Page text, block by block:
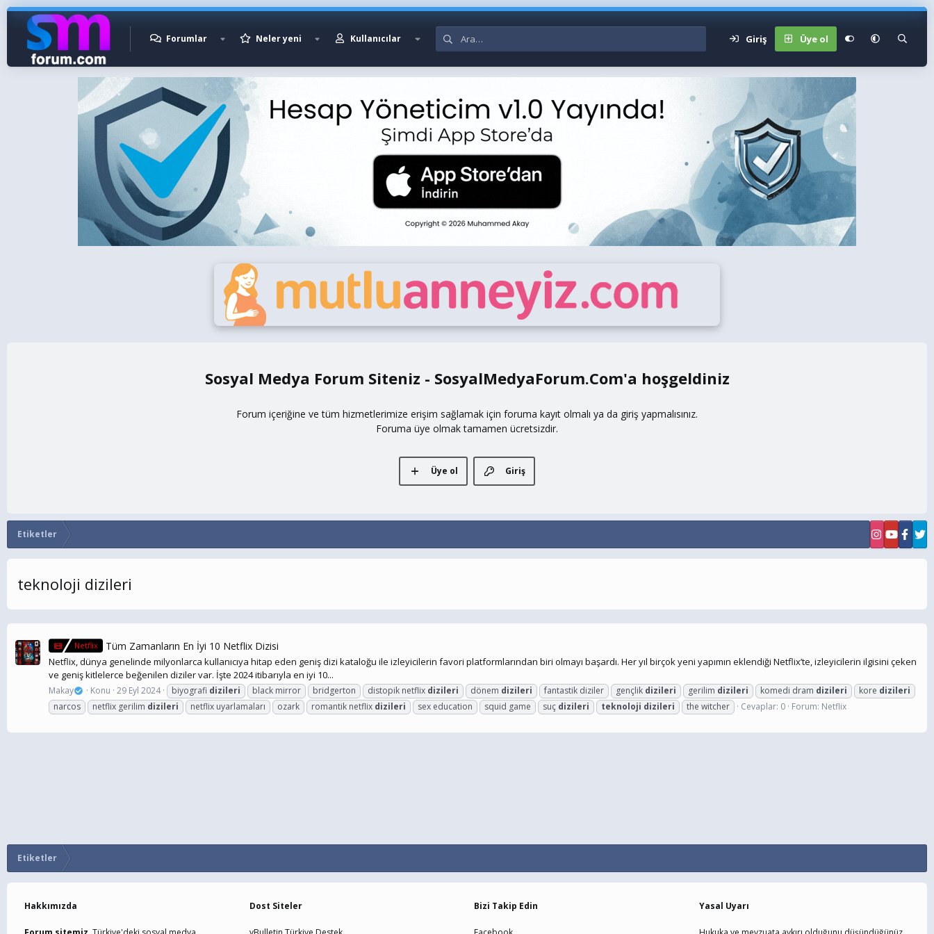
Forumlar Neler yeni Kullanıcılar Giriş Üye ol
Sosyal Medya Forum Siteniz - SosyalMedyaForum.Com
Forum içeriğine ve tüm hizmetlerimize erişim sağlamak için foruma kayıt olmalı ya da giriş yapmalısınız.
Foruma üye olmak tamamen ücretsizdir.
Giriş
Üye ol
Etiketler
teknoloji dizileri
Netflix Tüm Zamanların En İyi 10 Netflix Dizisi
Netflix, dünya genelinde milyonlarca kullanıcıya hitap eden geniş dizi kataloğu ile izleyicilerin favori platformlarından biri olmayı başardı. Her yıl birçok yeni yapımın eklendiği Netflix’te, izleyicilerin ilgisini çeken
ve geniş kitlelerce beğenilen diziler var. İşte 2024 itibarıyla en iyi 10...
Makay Konu 29 Eyl 2024 biyografi dizileri black mirror bridgerton distopik netflix dizileri dönem dizileri fantastik diziler gençlik dizileri gerilim dizileri komedi dram dizileri kore dizileri
narcos
netflix gerilim dizileri netflix uyarlamaları ozark romantik netflix dizileri sex education squid game suç dizileri teknoloji dizileri the witcher Cevaplar: 0 Forum: Netflix
Etiketler
Hakkımızda Dost Siteler Bizi Takip Edin Yasal Uyarı